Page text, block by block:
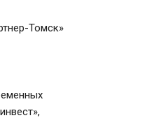
Томск»